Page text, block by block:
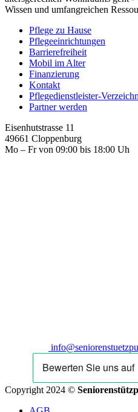
Wissen und umfangreichen
Pflege zu Hause
Pflegeeinrichtungen
Barrierefreiheit
Mobil im Alter
Finanzierung
Kontakt
Pflegedienstleister-
Partner werden
Eisenhutstrasse 11
49661 Cloppenburg
Mo – Fr von 09:00 bis 18:00 Uh
Copyright 2024 ©